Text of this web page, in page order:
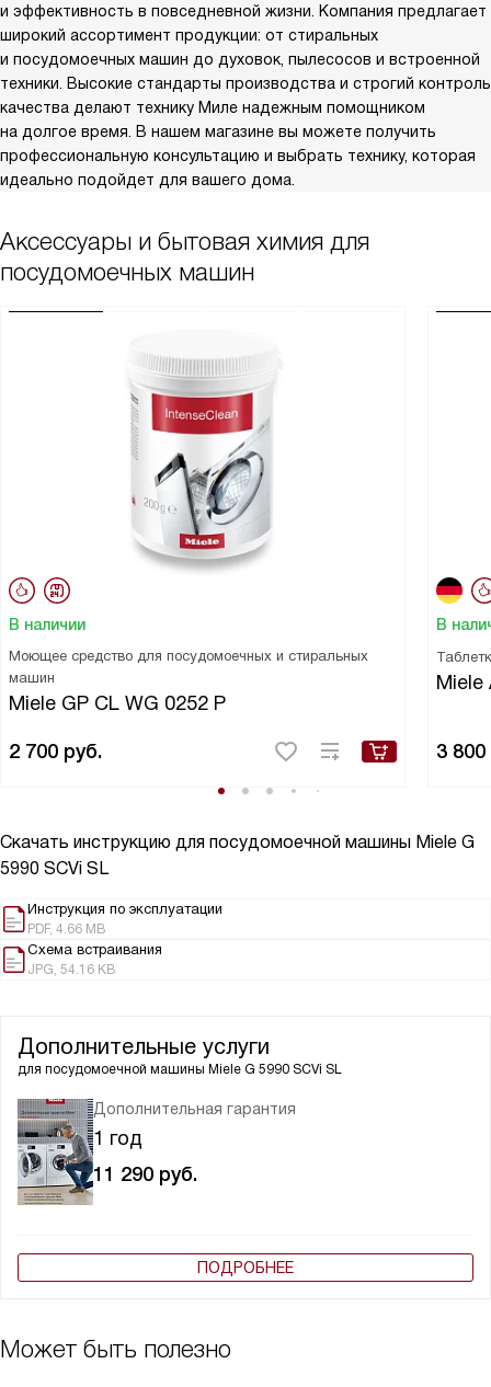
и эффективность в повседневной жизни. Компания предлагает
широкий ассортимент продукции: от стиральных
и посудомоечных машин до духовок, пылесосов и встроенной
техники. Высокие стандарты производства и строгий контроль
качества делают технику Миле надежным помощником
на долгое время. В нашем магазине вы можете получить
профессиональную консультацию и выбрать технику, которая
идеально подойдет для вашего дома.
Аксессуары и бытовая химия для
посудомоечных машин
В наличии
Моющее средство для посудомоечных и стиральных
машин
Miele GP CL WG 0252 P
2 700 руб.
В
Miele
3 800
Скачать инструкцию для посудомоечной машины Miele G
5990 SCVi SL
Инструкция по эксплуатации
PDF, 4.66 MB
Схема встраивания
JPG, 54.16 KB
Дополнительные услуги
для посудомоечной машины Miele G 5990 SCVi SL
Дополнительная гарантия
1 год
11 290 руб.
ПОДРОБНЕЕ
Может быть полезно